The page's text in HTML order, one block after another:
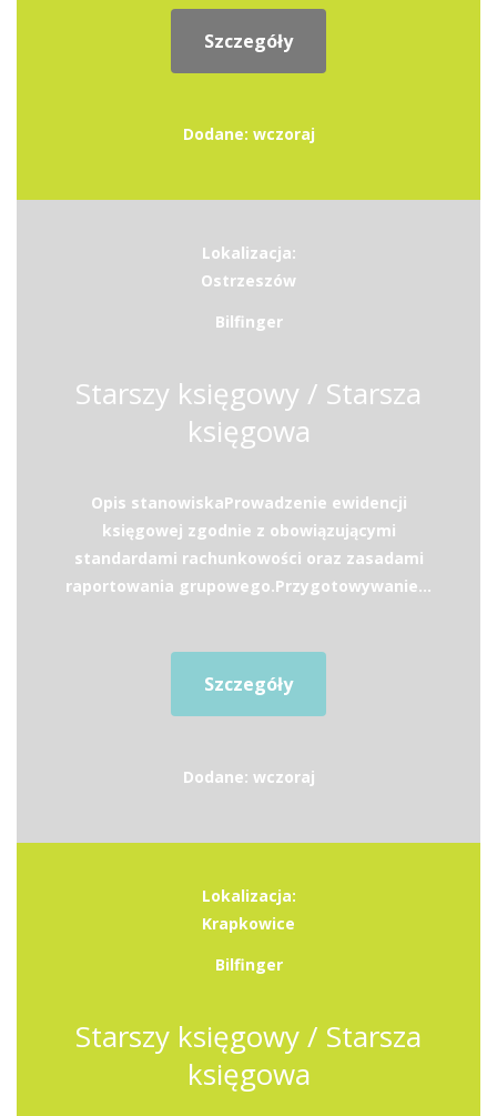
Szczegóły
Dodane: wczoraj
Lokalizacja:
Ostrzeszów
Bilfinger
Starszy księgowy / Starsza
księgowa
Opis stanowiskaProwadzenie ewidencji
księgowej zgodnie z obowiązującymi
standardami rachunkowości oraz zasadami
raportowania grupowego.Przygotowywanie...
Szczegóły
Dodane: wczoraj
Lokalizacja:
Krapkowice
Bilfinger
Starszy księgowy / Starsza
księgowa